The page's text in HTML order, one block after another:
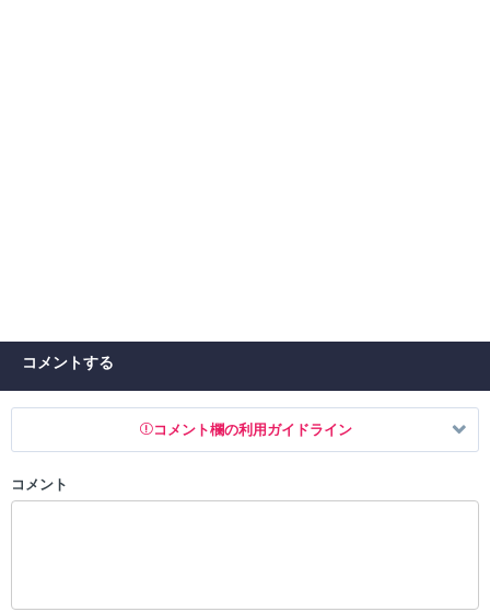
コメントする
コメント欄の利用ガイドライン
以下の書き込みを禁止とし、場合によってはコメント削除や書き込み制
コメント